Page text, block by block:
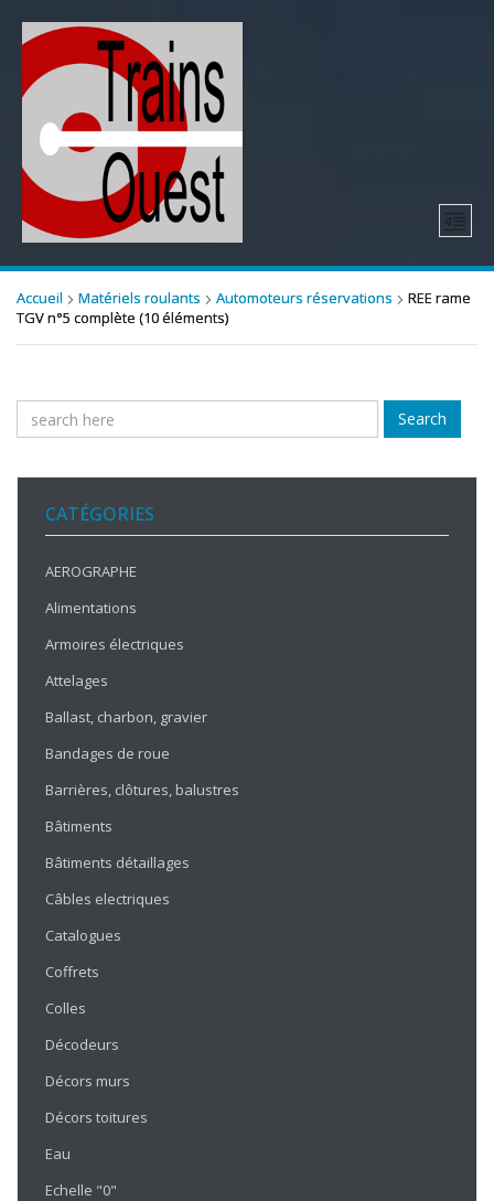
Accueil Matériels roulants Automoteurs réservations
REE rame
TGV n°5 complète (10 éléments)
Search
CATÉGORIES
AEROGRAPHE
Alimentations
Armoires électriques
Attelages
Ballast, charbon, gravier
Bandages de roue
Barrières, clôtures, balustres
Bâtiments
Bâtiments détaillages
Câbles electriques
Catalogues
Coffrets
Colles
Décodeurs
Décors murs
Décors toitures
Eau
Echelle "0"